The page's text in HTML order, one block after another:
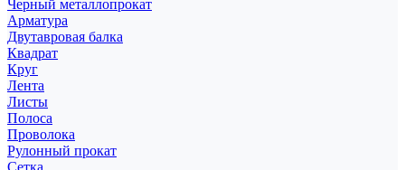
Черный металлопрокат
Арматура
Двутавровая балка
Квадрат
Круг
Лента
Листы
Полоса
Проволока
Рулонный прокат
Сетка